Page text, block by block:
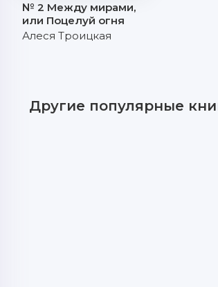
№ 2 Между мирами,
или Поцелуй огня
Алеся Троицкая
Другие популярные